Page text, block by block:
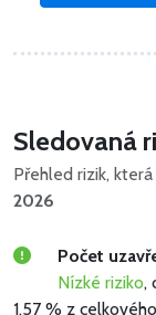
Sledovaná
Přehled rizik,
2026
Počet
Nízké riziko,
1,57 % z